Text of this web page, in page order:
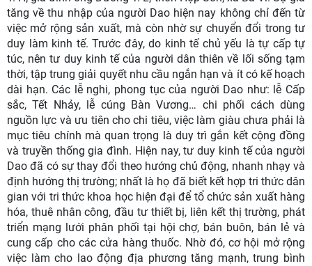
tăng về thu nhập của người Dao hiện nay không chỉ đến từ
việc mở rộng sản xuất, mà còn nhờ sự chuyển đổi trong tư
duy làm kinh tế. Trước đây, do kinh tế chủ yếu là tự cấp tự
túc, nên tư duy kinh tế của người dân thiên về lối sống tạm
thời, tập trung giải quyết nhu cầu ngắn hạn và ít có kế hoạch
dài hạn. Các lễ nghi, phong tục của người Dao như: lễ Cấp
sắc, Tết Nhảy, lễ cúng Bàn Vương… chi phối cách dùng
nguồn lực và ưu tiên cho chi tiêu, việc làm giàu chưa phải là
mục tiêu chính mà quan trọng là duy trì gắn kết cộng đồng
và truyền thống gia đình. Hiện nay, tư duy kinh tế của người
Dao đã có sự thay đổi theo hướng chủ động, nhanh nhạy và
định hướng thị trường; nhất là họ đã biết kết hợp tri thức dân
gian với tri thức khoa học hiện đại để tổ chức sản xuất hàng
hóa, thuê nhân công, đầu tư thiết bị, liên kết thị trường, phát
triển mạng lưới phân phối tại hội chợ, bán buôn, bán lẻ và
cung cấp cho các cửa hàng thuốc. Nhờ đó, cơ hội mở rộng
việc làm cho lao động địa phương tăng mạnh, trung bình